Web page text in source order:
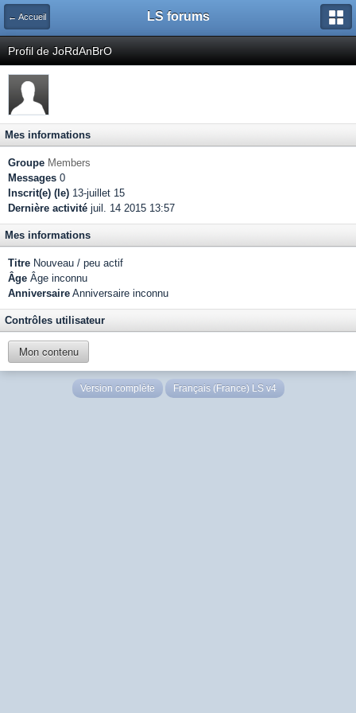
← Accueil LS forums
Profil de JoRdAnBrO
Mes informations
Groupe Members
Messages 0
Inscrit(e) (le) 13-juillet 15
Dernière activité juil. 14 2015 13:57
Mes informations
Titre Nouveau / peu actif
Âge Âge inconnu
Anniversaire Anniversaire inconnu
Contrôles utilisateur
Mon contenu
Version complète Français (France) LS v4